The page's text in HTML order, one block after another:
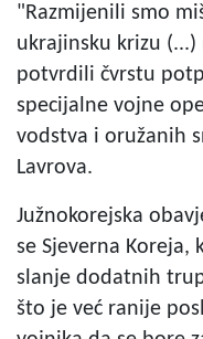
"Razmijenili smo
ukrajinsku krizu
potvrdili čvrstu
specijalne vojne
vodstva i oružanih
Lavrova.
Južnokorejska
se Sjeverna Koreja,
slanje dodatnih
što je već ranije